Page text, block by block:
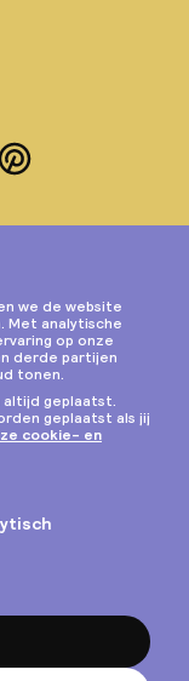
Pinterest